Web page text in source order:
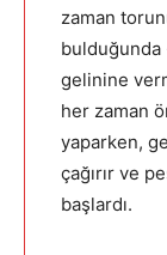
zaman
bulduğunda
gelinine
her zaman
yaparken,
çağırır ve
başlardı.